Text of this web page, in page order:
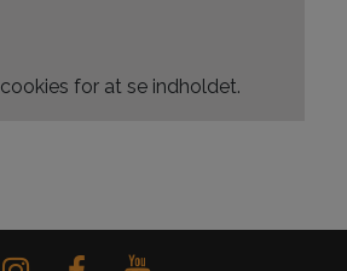
cookies for at se indholdet.